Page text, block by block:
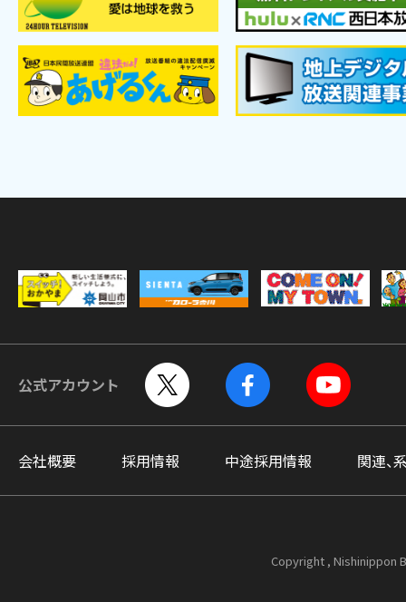
公式アカウント
会社概要 採用情報 中途採用情報 関連、
Copyright , Nishinippon